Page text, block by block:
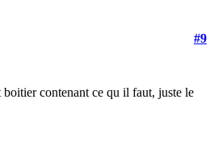
#9
contenant ce qu il faut, juste le